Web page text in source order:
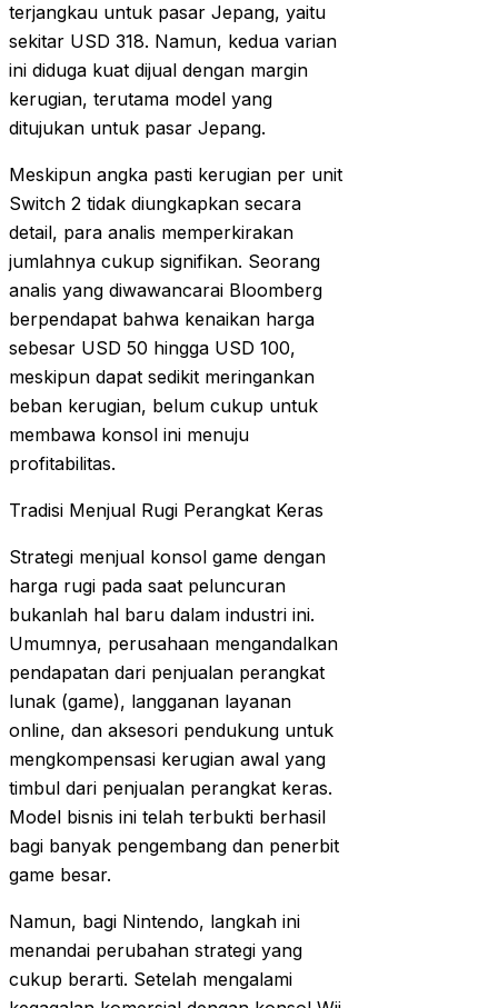
terjangkau untuk pasar Jepang, yaitu
sekitar USD 318. Namun, kedua varian
ini diduga kuat dijual dengan margin
kerugian, terutama model yang
ditujukan untuk pasar Jepang.
Meskipun angka pasti kerugian per unit
Switch 2 tidak diungkapkan secara
detail, para analis memperkirakan
jumlahnya cukup signifikan. Seorang
analis yang diwawancarai Bloomberg
berpendapat bahwa kenaikan harga
sebesar USD 50 hingga USD 100,
meskipun dapat sedikit meringankan
beban kerugian, belum cukup untuk
membawa konsol ini menuju
profitabilitas.
Tradisi Menjual Rugi Perangkat Keras
Strategi menjual konsol game dengan
harga rugi pada saat peluncuran
bukanlah hal baru dalam industri ini.
Umumnya, perusahaan mengandalkan
pendapatan dari penjualan perangkat
lunak (game), langganan layanan
online, dan aksesori pendukung untuk
mengkompensasi kerugian awal yang
timbul dari penjualan perangkat keras.
Model bisnis ini telah terbukti berhasil
bagi banyak pengembang dan penerbit
game besar.
Namun, bagi Nintendo, langkah ini
menandai perubahan strategi yang
cukup berarti. Setelah mengalami